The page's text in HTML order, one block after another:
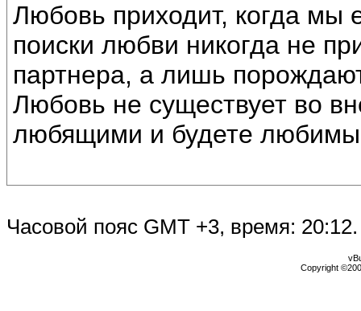
Любовь приходит, когда
поиски любви никогда не
партнера, а лишь
Любовь не существует во
любящими и будете
Часовой пояс GMT +3, время: 20:12.
Copyright